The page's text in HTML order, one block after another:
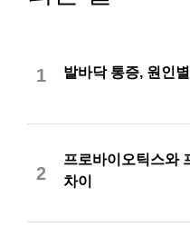
1 발바닥 통증, 원인
2
프로바이오틱스와
차이